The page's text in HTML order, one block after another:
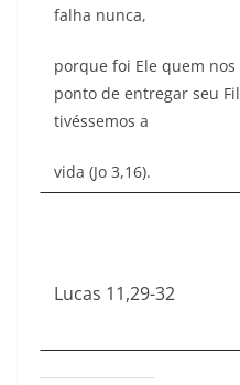
falha nunca,
porque foi Ele quem
ponto de entregar seu
tivéssemos a
vida (Jo 3,16).
Lucas 11,29-32